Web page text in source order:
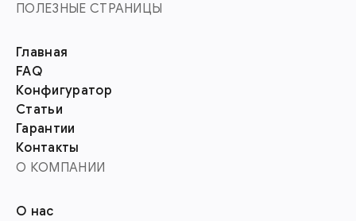
ПОЛЕЗНЫЕ СТРАНИЦЫ
Главная
FAQ
Конфигуратор
Статьи
Гарантии
Контакты
О КОМПАНИИ
О нас